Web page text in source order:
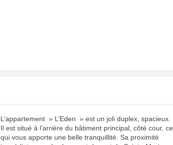
L’appartement » L’Eden » est un joli duplex, spacieux.
Il est situé à l’arrière du bâtiment principal, côté cour, ce
qui vous apporte une belle tranquillité. Sa proximité